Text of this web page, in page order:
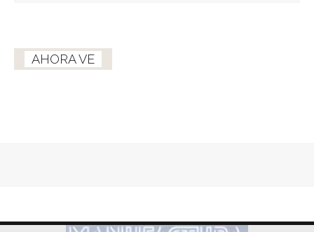
AHORA VE